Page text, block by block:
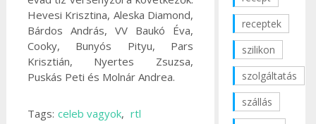
Hevesi Krisztina, Aleska Diamond,
Bárdos András, VV Baukó Éva,
Cooky, Bunyós Pityu, Pars
Krisztián, Nyertes Zsuzsa,
Puskás Peti és Molnár Andrea.
Tags: celeb vagyok, rtl
receptek
szilikon
szolgáltatás
szállás